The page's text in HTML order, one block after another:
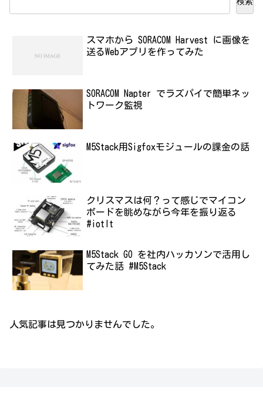
スマホから SORACOM Harvest に画像を
送るWebアプリを作ってみた
SORACOM Napter でラズパイで簡単ネッ
トワーク監視
M5Stack用Sigfoxモジュールの課金の話
クリスマスは何？って感じでマイコン
ボードを眺めながら今年を振り返る
#iotlt
M5Stack GO を社内ハッカソンで活用し
てみた話 #M5Stack
人気記事は見つかりませんでした。